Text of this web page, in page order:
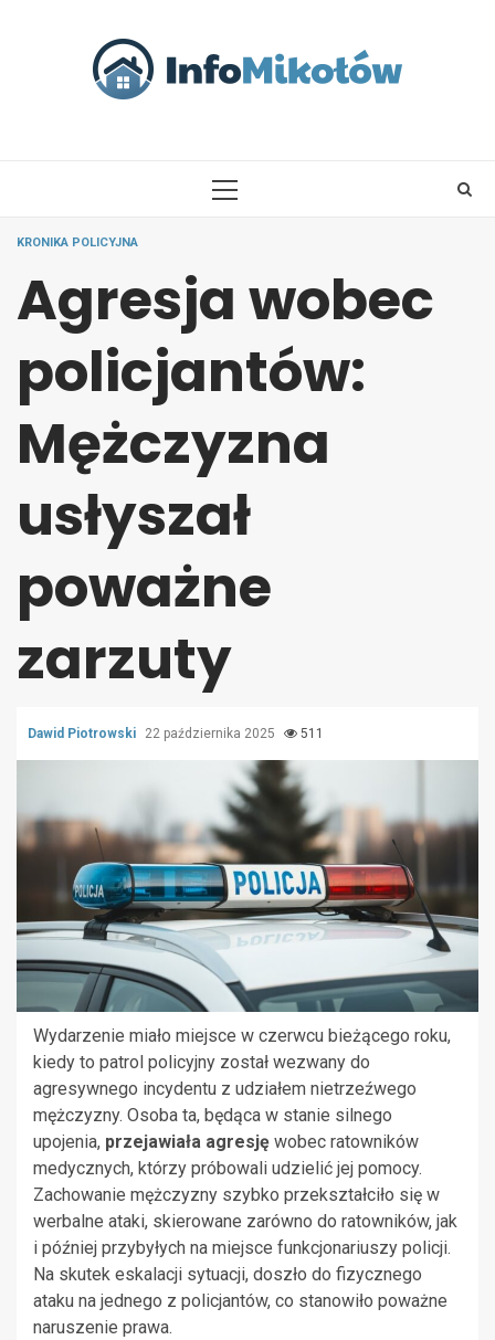
PRIMARY
KRONIKA POLICYJNA
Agresja wobec
policjantów:
Mężczyzna
usłyszał
poważne
zarzuty
Dawid Piotrowski 22 października 2025 511
Wydarzenie miało miejsce w czerwcu bieżącego roku,
kiedy to patrol policyjny został wezwany do
agresywnego incydentu z udziałem nietrzeźwego
mężczyzny. Osoba ta, będąca w stanie silnego
upojenia, przejawiała agresję wobec ratowników
medycznych, którzy próbowali udzielić jej pomocy.
Zachowanie mężczyzny szybko przekształciło się w
werbalne ataki, skierowane zarówno do ratowników, jak
i później przybyłych na miejsce funkcjonariuszy policji.
Na skutek eskalacji sytuacji, doszło do fizycznego
ataku na jednego z policjantów, co stanowiło poważne
naruszenie prawa.